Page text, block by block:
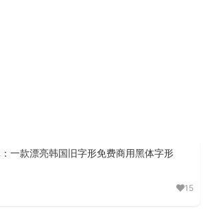
一款漂亮韩国旧字形免费商用黑体字形
15